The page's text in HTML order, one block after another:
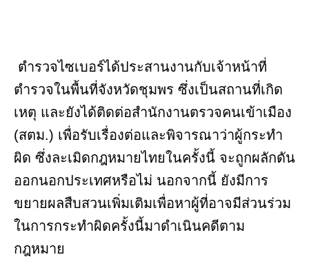
ตำรวจไซเบอร์ได้ประสานงานกับเจ้าหน้าที่
ตำรวจในพื้นที่จังหวัดชุมพร ซึ่งเป็นสถานที่เกิด
เหตุ และยังได้ติดต่อสำนักงานตรวจคนเข้าเมือง
(สตม.) เพื่อรับเรื่องต่อและพิจารณาว่าผู้กระทำ
ผิด ซึ่งละเมิดกฎหมายไทยในครั้งนี้ จะถูกผลักดัน
ออกนอกประเทศหรือไม่ นอกจากนี้ ยังมีการ
ขยายผลสืบสวนเพิ่มเติมเพื่อหาผู้ที่อาจมีส่วนร่วม
ในการกระทำผิดครั้งนี้มาดำเนินคดีตาม
กฎหมาย